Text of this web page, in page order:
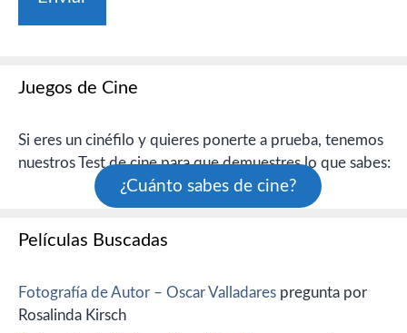
Juegos de Cine
Si eres un cinéfilo y quieres ponerte a prueba, tenemos
nuestros Test de cine para que demuestres lo que sabes:
¿Cuánto sabes de cine?
Películas Buscadas
Fotografía de Autor – Oscar Valladares pregunta por
Rosalinda Kirsch